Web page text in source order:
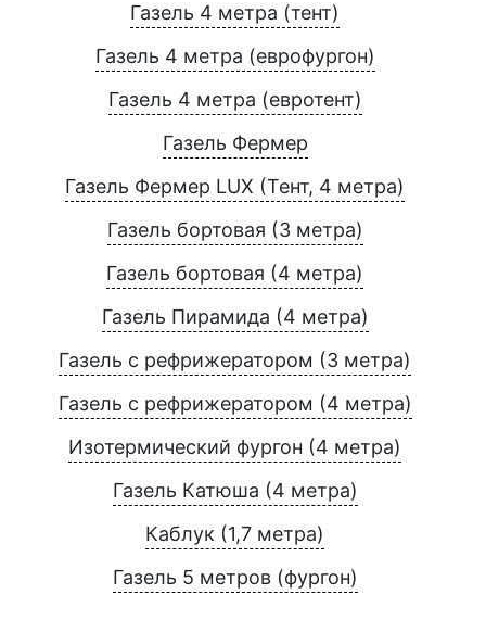
Газель 4 метра (тент)
Газель 4 метра (еврофургон)
Газель 4 метра (евротент)
Газель Фермер
Газель Фермер LUX (Тент, 4 метра)
Газель бортовая (3 метра)
Газель бортовая (4 метра)
Газель Пирамида (4 метра)
Газель с рефрижератором (3 метра)
Газель с рефрижератором (4 метра)
Изотермический фургон (4 метра)
Газель Катюша (4 метра)
Каблук (1,7 метра)
Газель 5 метров (фургон)